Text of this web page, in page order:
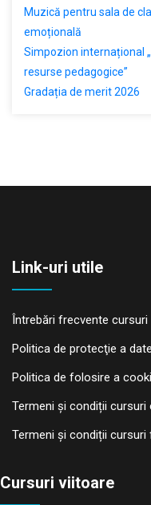
Muzică pentru sala de
emoțională
Simpozion internațional
resurse pedagogice”
Gradația de merit 2026
Link-uri utile
Întrebări frecvente cursuri
Politica de protecţie a
Politica de folosire a
Termeni și condiții cursuri
Termeni și condiții
Cursuri viitoare